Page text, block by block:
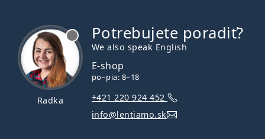
Radka
Potrebujete poradiť?
We also speak English
E-shop
po–pia: 8–18
+421 220 924 452
info@lentiamo.sk